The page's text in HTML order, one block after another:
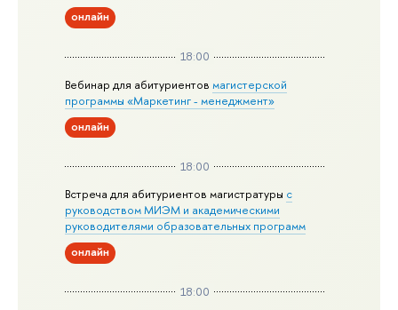
онлайн
18:00
Вебинар для абитуриентовмагистерской
программы «Маркетинг - менеджмент»
онлайн
18:00
Встреча для абитуриентов магистратуры с
руководством МИЭМ и академическими
руководителями образовательных программ
онлайн
18:00